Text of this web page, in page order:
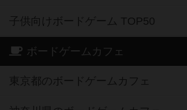
子供向けボードゲーム TOP50
ボードゲームカフェ
東京都のボードゲームカフェ